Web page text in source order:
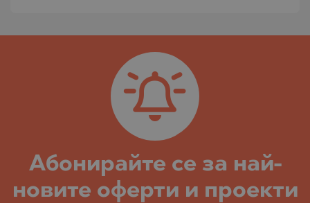
Абoнирайте се за най-
новите оферти и проекти